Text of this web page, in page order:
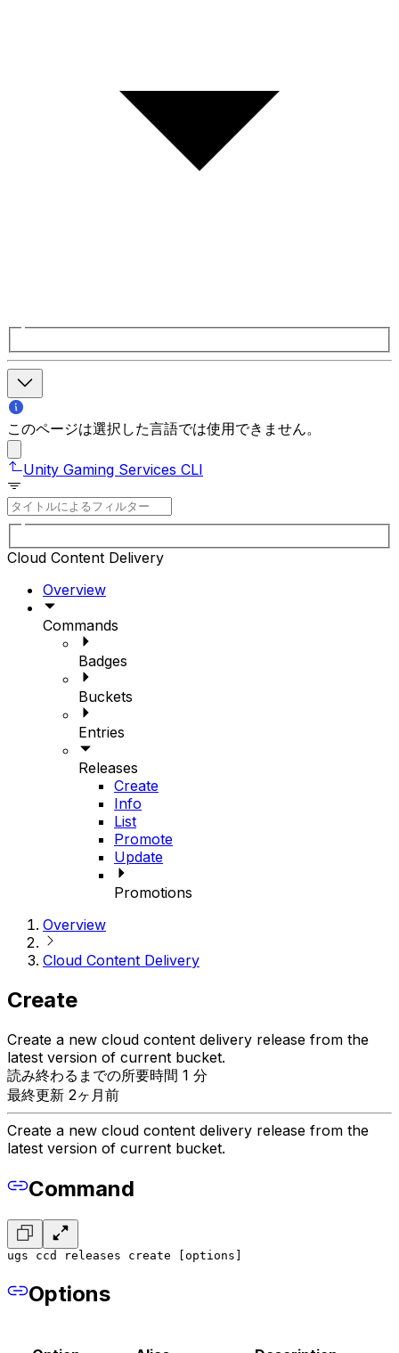
このページは選択した言語では使用できません。
Unity Gaming Services CLI
Cloud Content Delivery
Overview
Commands
Badges
Buckets
Entries
Releases
Create
Info
List
Promote
Update
Promotions
Overview
Cloud Content Delivery
Create
Create a new cloud content delivery release from the
latest version of current bucket.
読み終わるまでの所要時間 1 分
最終更新 2ヶ月前
Create a new cloud content delivery release from the
latest version of current bucket.
Command
ugs ccd releases create [options]
Options